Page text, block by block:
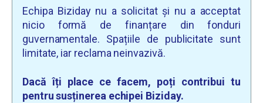
Echipa Biziday nu a solicitat și nu a acceptat
nicio formă de finanțare din fonduri
guvernamentale. Spațiile de publicitate sunt
limitate, iar reclama neinvazivă.
Dacă îți place ce facem, poți contribui tu
pentru susținerea echipei Biziday.